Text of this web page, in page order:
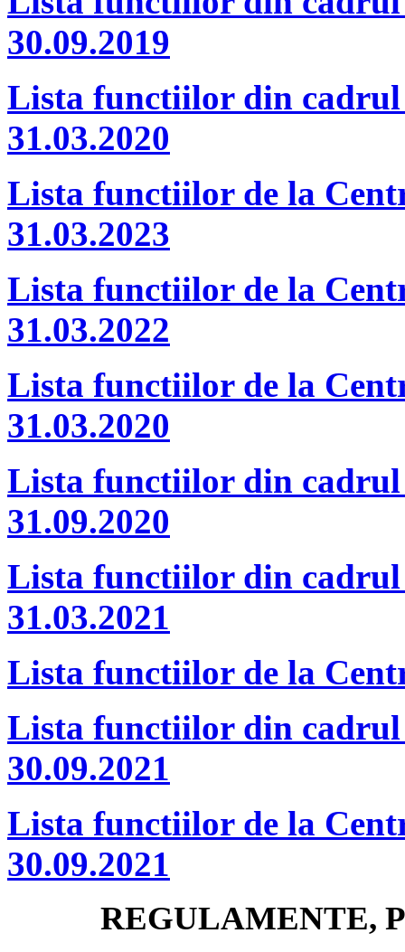
30.09.2019
Lista functiilor din cadrul
31.03.2020
Lista functiilor de la
31.03.2023
Lista functiilor de la
31.03.2022
Lista functiilor de la
31.03.2020
Lista functiilor din cadrul
31.09.2020
Lista functiilor din cadrul
31.03.2021
Lista functiilor de la
Lista functiilor din cadrul
30.09.2021
Lista functiilor de la
30.09.2021
REGULAMENTE,